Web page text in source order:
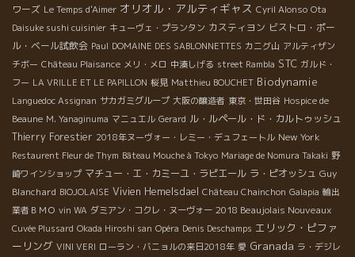
ワーズ Le Temps d'Aimer オリオル・アルティギャス Cyril Alonso Ota
Daisuke sushi cuisinier キューヴェ・プランタン カスティヨン ビストロ・ポー
ル・ベール試飲会 Paul DOMAINE DES SABLONNETTES カニグ山 アルティザン
チボー Château Plaisance メリ・メロ 中湊しげる street Rambla STC ガルド・
フー LA VRILLE ET LE PAPILLON 桜見 Matthieu BOUCHET Biodynamie
Languedoc Assignan サカガミグループ 大阪の醸造者 東京・世田谷 Hospice de
Beaune M. Yanaginuma マニュエル Gerard ル・ルペール・ド・カルトゥッシュ
Thierry Forestier 2018年ヌーヴォー・レミー・デュフェートル New York
Restaurent Fleur de Thym Bâteau Mouche à Tokyo Mariage de Nomura Takaki 野
崎ワインショップ マチュー・エ・カミーユ・ラピエール ラ・ピオッシュ Guy
Blanchard BIOJOLAISE Vivien Hemelsdael Château Chainchon Galapia 輸出
業者ＢＭＯ vin WA ダミアン・コクレ・ヌーヴォー 2018 Beaujolais Nouveaux
Cuvée Plussard Okada Hiroshi san Opéra Denis Deschamps エリック・ピファ
ーリング VINI VERI ローラン・バニョルの来日2018年 愛 Granada ラ・デジレ